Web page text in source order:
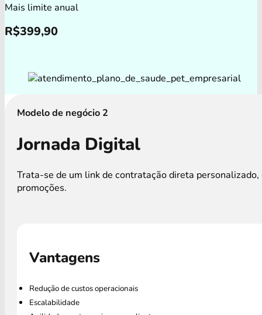
Mais limite anual
R$399,90
Modelo de negócio 2
Jornada Digital
Trata-se de um link de contratação direta
promoções.
Vantagens
Redução de custos operacionais
Escalabilidade